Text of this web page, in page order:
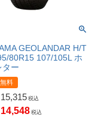
GEOLANDAR H/T
80R15 107/105L ホ
ター
料
15,315 税込
14,548 税込